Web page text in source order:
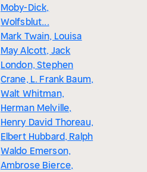
Moby-Dick,
Wolfsblut...
Mark Twain, Louisa
May Alcott, Jack
London, Stephen
Crane, L. Frank Baum,
Walt Whitman,
Herman Melville,
Henry David Thoreau,
Elbert Hubbard, Ralph
Waldo Emerson,
Ambrose Bierce,